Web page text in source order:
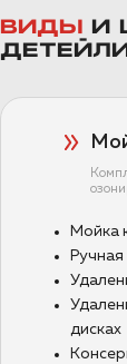
ВИДЫ
И
Мойка
дисках